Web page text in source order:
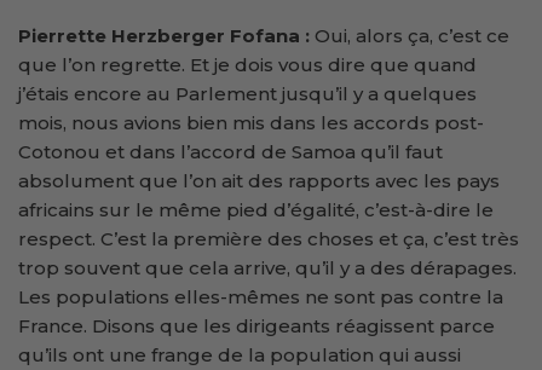
Pierrette Herzberger Fofana : Oui, alors ça, c’est ce
que l’on regrette. Et je dois vous dire que quand
j’étais encore au Parlement jusqu’il y a quelques
mois, nous avions bien mis dans les accords post-
Cotonou et dans l’accord de Samoa qu’il faut
absolument que l’on ait des rapports avec les pays
africains sur le même pied d’égalité, c’est-à-dire le
respect. C’est la première des choses et ça, c’est très
trop souvent que cela arrive, qu’il y a des dérapages.
Les populations elles-mêmes ne sont pas contre la
France. Disons que les dirigeants réagissent parce
qu’ils ont une frange de la population qui aussi